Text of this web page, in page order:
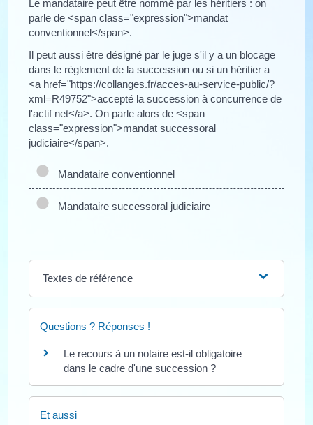
Le mandataire peut être nommé par les héritiers : on
parle de <span class="expression">mandat
conventionnel</span>.
Il peut aussi être désigné par le juge s'il y a un blocage
dans le règlement de la succession ou si un héritier a
<a href="https://collanges.fr/acces-au-service-public/?
xml=R49752">accepté la succession à concurrence de
l'actif net</a>. On parle alors de <span
class="expression">mandat successoral
judiciaire</span>.
Mandataire conventionnel
Mandataire successoral judiciaire
Textes de référence
Questions ? Réponses !
Le recours à un notaire est-il obligatoire
dans le cadre d'une succession ?
Et aussi